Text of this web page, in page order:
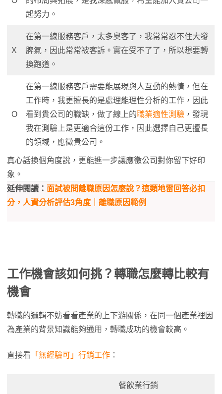
起努力。
X
在第一線服務客戶，太多奧客了，我常常忍不住大發
脾氣，因此常常被客訴。實在受不了了，所以想要轉
換跑道。
O
在第一線服務客戶需要能展現與人互動的熱情，但在
工作時，我更擅長的是處理能理性分析的工作，因此
看到貴公司的職缺，做了線上的職業適性測驗 ，發現
我在測驗上是更適合這份工作，因此選擇自己更擅長
的領域，應徵貴公司。
真心話換個角度說，更能進一步讓應徵公司對你留下好印
象。
延伸閱讀： 面試被問離職原因怎麼說？這類地雷回答必扣
分，人資分析評估3角度｜離職原因範例
工作機會該如何挑？轉職怎麼轉比較有
機會
轉職的邏輯不妨看看產業的上下游關係，在同一個產業裡因
為產業的背景知識能夠通用，轉職成功的機會較高。
直接看 「無經驗可」行銷工作 ：
餐飲業行銷